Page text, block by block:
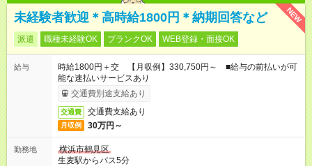
NEW
未経験者歓迎＊高時給1800円＊納期回答など
派遣 職種未経験OK ブランクOK WEB登録・面接OK
給与
時給1800円＋交 【月収例】330,750円～ ■給与の前払いが可
能な速払いサービスあり
交通費別途支給あり
交通費 交通費支給あり
月収例 30万円～
勤務地
横浜市鶴見区
生麦駅からバス5分